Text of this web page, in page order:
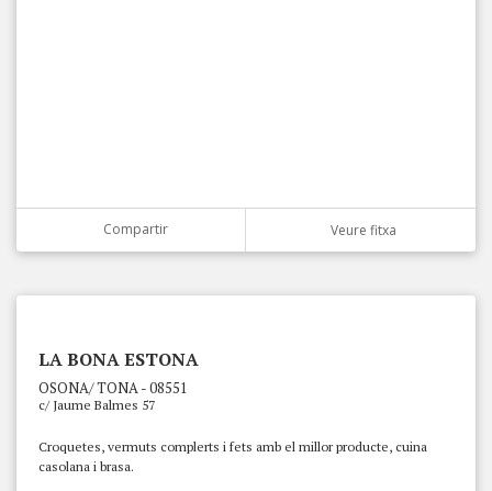
Compartir Veure fitxa
LA BONA ESTONA
OSONA/ TONA - 08551
c/ Jaume Balmes 57
Croquetes, vermuts complerts i fets amb el millor producte, cuina
casolana i brasa.